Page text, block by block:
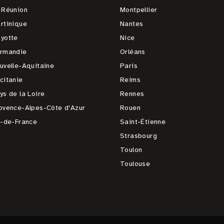
Aquitaine
de la Loire
Alpes-Côte d'Azur
de-France
Montpellier
Nantes
Nice
Orléans
Paris
Reims
Rennes
Rouen
Saint-Étienne
Strasbourg
Toulon
Toulouse